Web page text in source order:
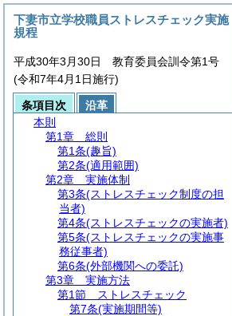
下妻市立学校職員ストレスチェック実施
規程
平成30年3月30日 教育委員会訓令第1号
(令和7年4月1日施行)
条項目次
沿革
本則
第1章
総則
第1条(趣旨)
第2条(適用範囲)
第2章
実施体制
第3条(ストレスチェック制度の担
当者)
第4条(ストレスチェックの実施者)
第5条(ストレスチェックの実施事
務従事者)
第6条(外部機関への委託)
第3章
実施方法
第1節
ストレスチェック
第7条(実施期間等)